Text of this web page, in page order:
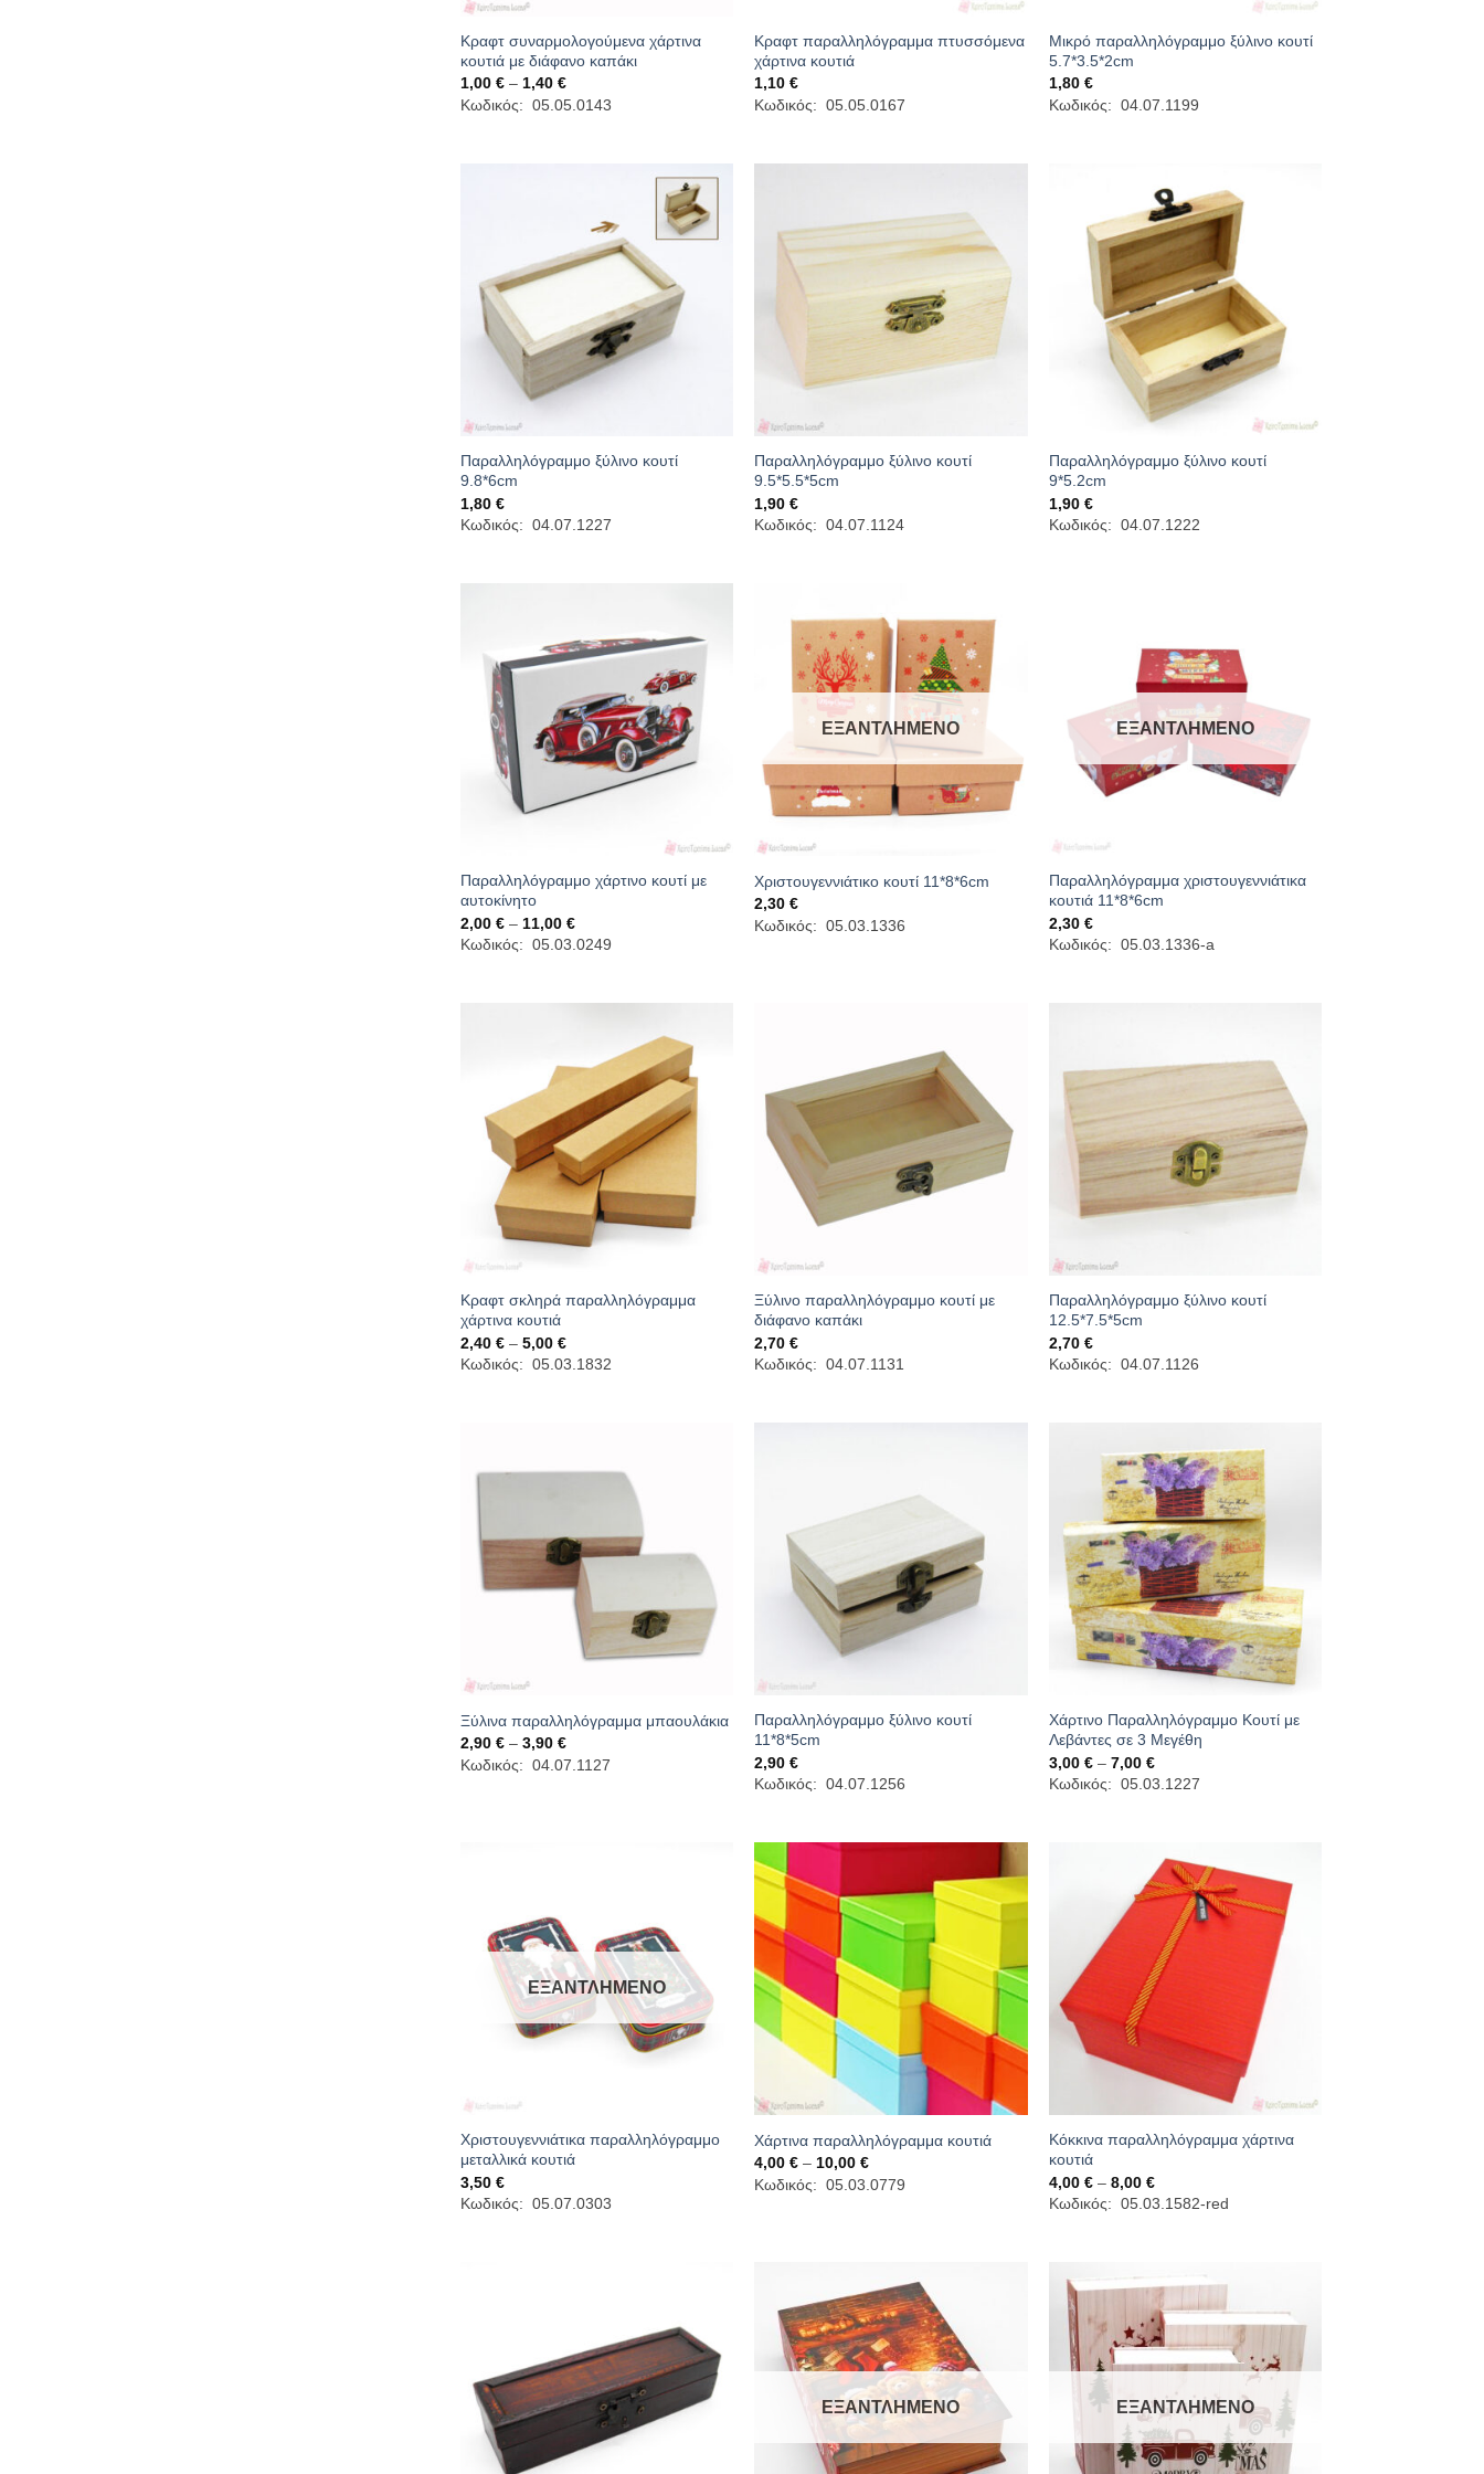
Κραφτ συναρμολογούμενα χάρτινα
κουτιά με διάφανο καπάκι
1,00 € – 1,40 €Price
range:
1,00 €
Κωδικός: 05.05.0143
Κραφτ παραλληλόγραμμα πτυσσόμενα
χάρτινα κουτιά
1,10€
Κωδικός: 05.05.0167
Μικρό παραλληλόγραμμο ξύλινο κουτί
5.7*3.5*2cm
1,80€
Κωδικός: 04.07.1199
Παραλληλόγραμμο ξύλινο κουτί
9.8*6cm
1,80 €
Κωδικός: 04.07.1227
Παραλληλόγραμμο ξύλινο κουτί
9.5*5.5*5cm
1,90€
Κωδικός: 04.07.1124
Παραλληλόγραμμο ξύλινο κουτί
9*5.2cm
1,90€
Κωδικός: 04.07.1222
Παραλληλόγραμμο χάρτινο κουτί με
αυτοκίνητο
2,00 € – 11,00 €Price
range:
2,00 €
Κωδικός: 05.03.0249
ΕΞΑΝΤΛΗΜΈΝΟ
Χριστουγεννιάτικο κουτί 11*8*6cm
2,30€
Κωδικός: 05.03.1336
ΕΞΑΝΤΛΗΜΈΝΟ
Παραλληλόγραμμα χριστουγεννιάτικα
κουτιά 11*8*6cm
2,30€
Κωδικός: 05.03.1336-a
Κραφτ σκληρά παραλληλόγραμμα
χάρτινα κουτιά
2,40 € – 5,00 €Price
range:
2,40 €
Κωδικός: 05.03.1832
Ξύλινο παραλληλόγραμμο κουτί με
διάφανο καπάκι
2,70€
Κωδικός: 04.07.1131
Παραλληλόγραμμο ξύλινο κουτί
12.5*7.5*5cm
2,70€
Κωδικός: 04.07.1126
Ξύλινα παραλληλόγραμμα μπαουλάκια
2,90 € – 3,90 €Price
range:
2,90 €
Κωδικός: 04.07.1127
Παραλληλόγραμμο ξύλινο κουτί
11*8*5cm
2,90€
Κωδικός: 04.07.1256
Χάρτινο Παραλληλόγραμμο Κουτί με
Λεβάντες σε 3 Μεγέθη
3,00€ – 7,00€Price
range:
3,00 €
Κωδικός: 05.03.1227
ΕΞΑΝΤΛΗΜΈΝΟ
Χριστουγεννιάτικα παραλληλόγραμμο
μεταλλικά κουτιά
3,50 €
Κωδικός: 05.07.0303
Χάρτινα παραλληλόγραμμα κουτιά
4,00€ – 10,00€Price
range:
4,00 €
Κωδικός: 05.03.0779
Κόκκινα παραλληλόγραμμα χάρτινα
κουτιά
4,00€ – 8,00€Price
range:
4,00 €
Κωδικός: 05.03.1582-red
ΕΞΑΝΤΛΗΜΈΝΟ ΕΞΑΝΤΛΗΜΈΝΟ